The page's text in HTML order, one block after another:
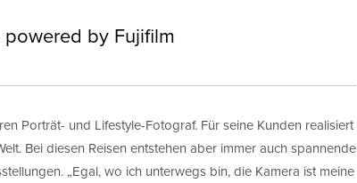
by Fujifilm
Porträt- und Lifestyle-Fotograf. Für seine Kunden realisiert
Bei diesen Reisen entstehen aber immer auch spannende
„Egal, wo ich unterwegs bin, die Kamera ist meine